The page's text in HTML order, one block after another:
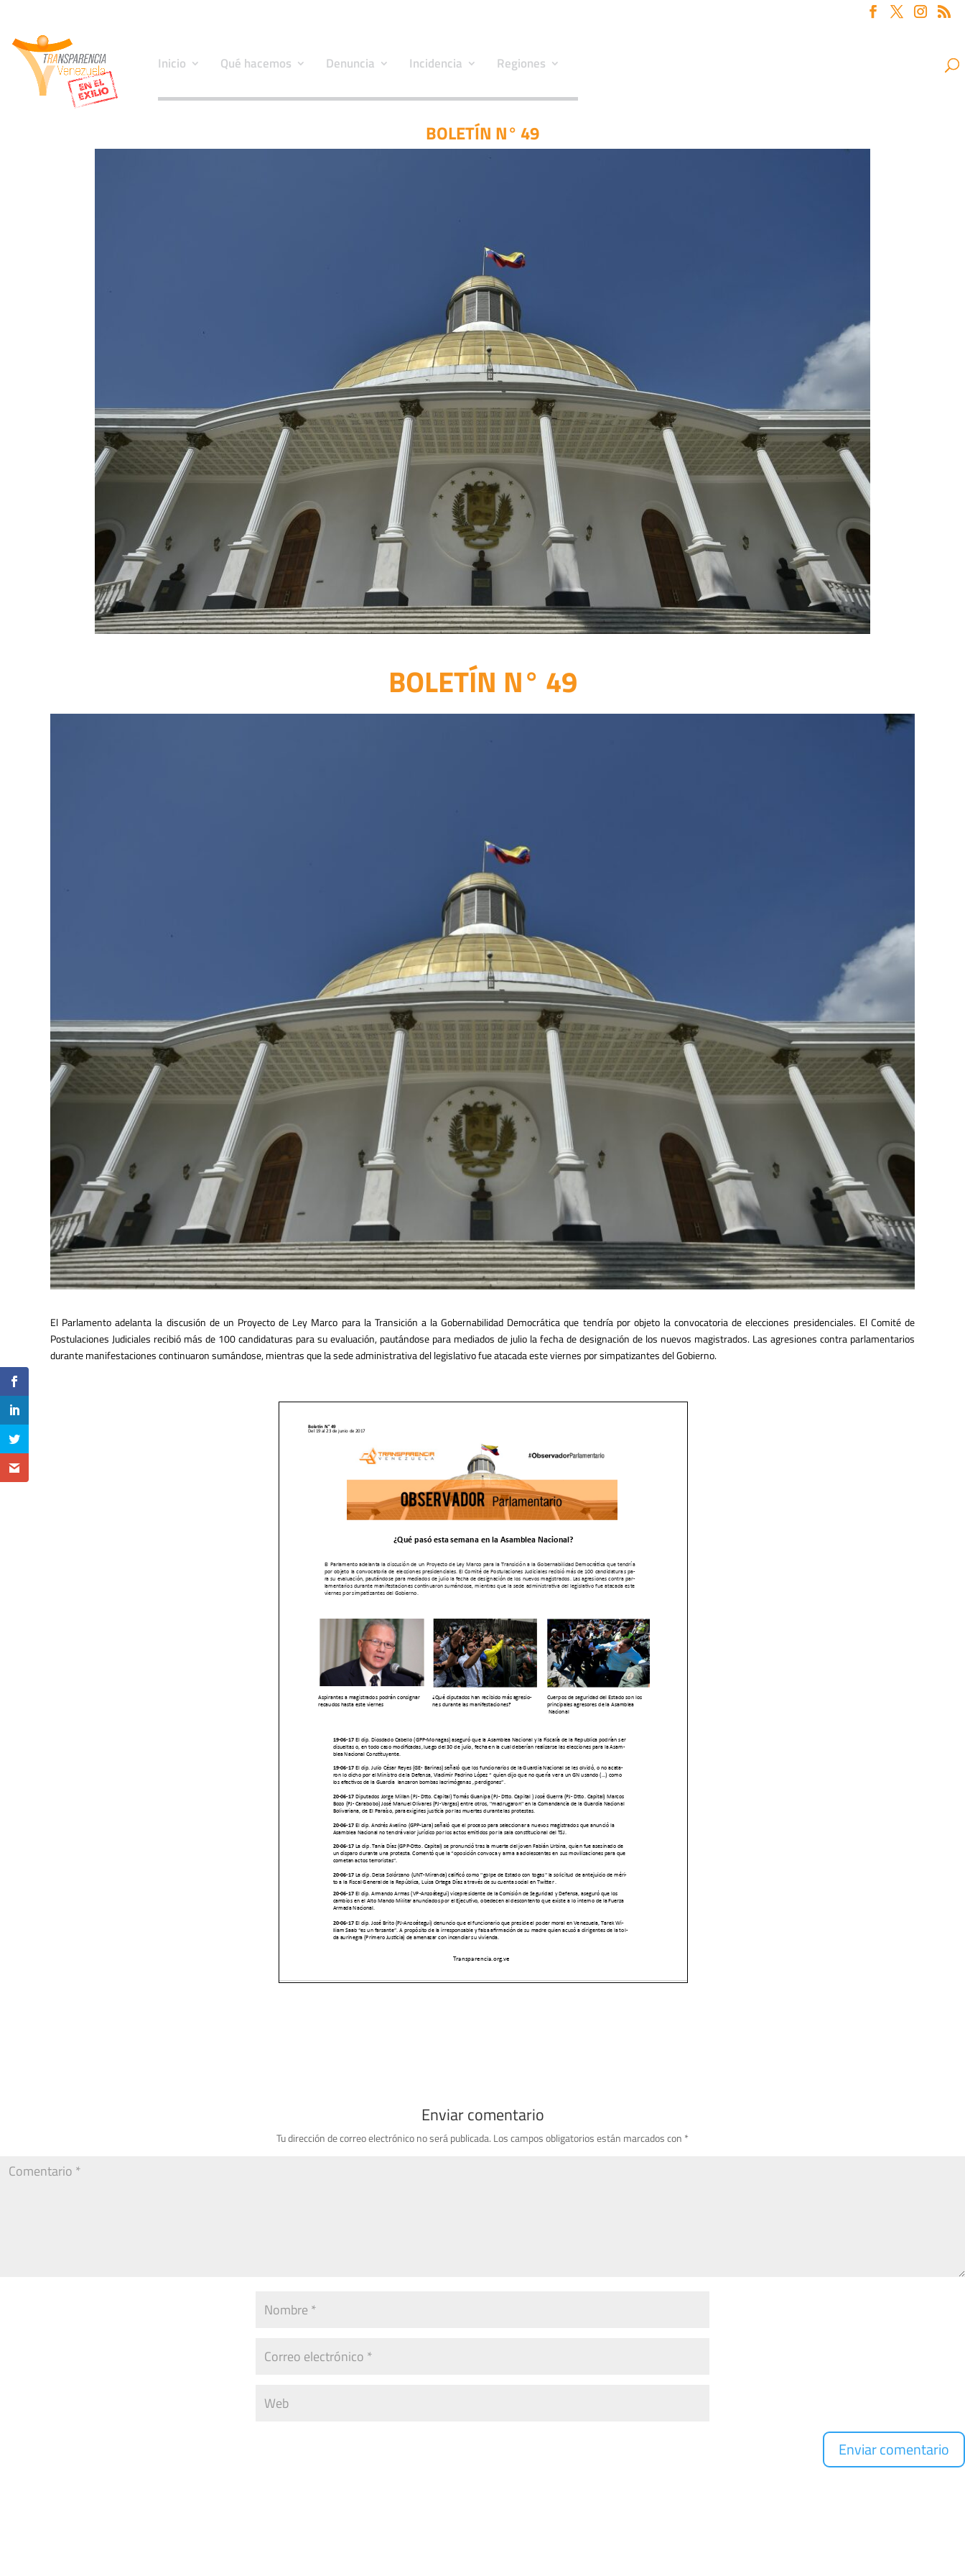
Inicio Qué hacemos Denuncia Incidencia Regiones
BOLETÍN N° 49
BOLETÍN N° 49
El Parlamento adelanta la discusión de un Proyecto de Ley Marco para la Transición a la Gobernabilidad Democrática que tendría por objeto la convocatoria de elecciones presidenciales. El Comité de
Postulaciones Judiciales recibió más de 100 candidaturas para su evaluación, pautándose para mediados de julio la fecha de designación de los nuevos magistrados. Las agresiones contra parlamentarios
durante manifestaciones continuaron sumándose, mientras que la sede administrativa del legislativo fue atacada este viernes por simpatizantes del Gobierno.
Enviar comentario
Tu dirección de correo electrónico no será publicada. Los campos obligatorios están marcados con *